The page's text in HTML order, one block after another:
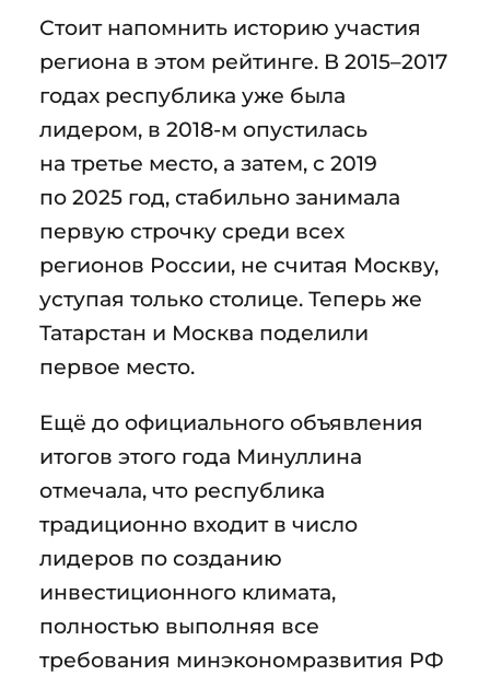
Стоит напомнить историю участия
региона в этом рейтинге. В 2015–2017
годах республика уже была
лидером, в 2018-м опустилась
на третье место, а затем, с 2019
по 2025 год, стабильно занимала
первую строчку среди всех
регионов России, не считая Москву,
уступая только столице. Теперь же
Татарстан и Москва поделили
первое место.
Ещё до официального объявления
итогов этого года Минуллина
отмечала, что республика
традиционно входит в число
лидеров по созданию
инвестиционного климата,
полностью выполняя все
требования минэкономразвития РФ